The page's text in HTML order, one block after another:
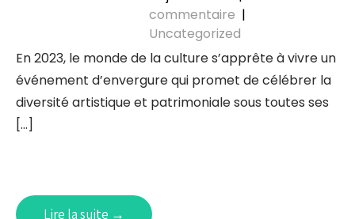
commentaire |
Uncategorized
En 2023, le monde de la culture s’apprête à vivre un
événement d’envergure qui promet de célébrer la
diversité artistique et patrimoniale sous toutes ses
[…]
Lire la suite →